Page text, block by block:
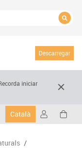
Descarregar
iniciar
Català
/